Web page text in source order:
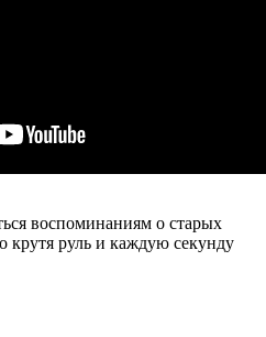
воспоминаниям о старых
крутя руль и каждую секунду